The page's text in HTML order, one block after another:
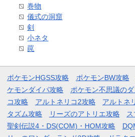
巻物
儀式の洞窟
剣
小ネタ
罠
ポケモンHGSS攻略 ポケモンBW攻略
ケモンダイパ攻略
ポケモン不思議の
コ攻略
アルトネリコ2攻略 アルトネ
タズム攻略
リーズのアトリエ攻略
聖剣伝説4・DS(COM)・HOM攻略